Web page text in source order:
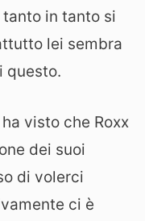
in tanto si
lei sembra
questo.
visto che Roxx
dei suoi
di volerci
ci è